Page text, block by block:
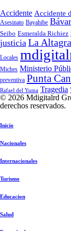
Accidente Accidente
Asesinato Bayahibe
Seibo Esmeralda Richiez
justicia La
Locales
Miches Ministerio
preventiva Punta
Rafael del Yuma Tragedia
© 2026 Mdigitalrd
derechos reservados.
Inicio
Nacionales
Internacionales
Turismo
Educacion
Salud